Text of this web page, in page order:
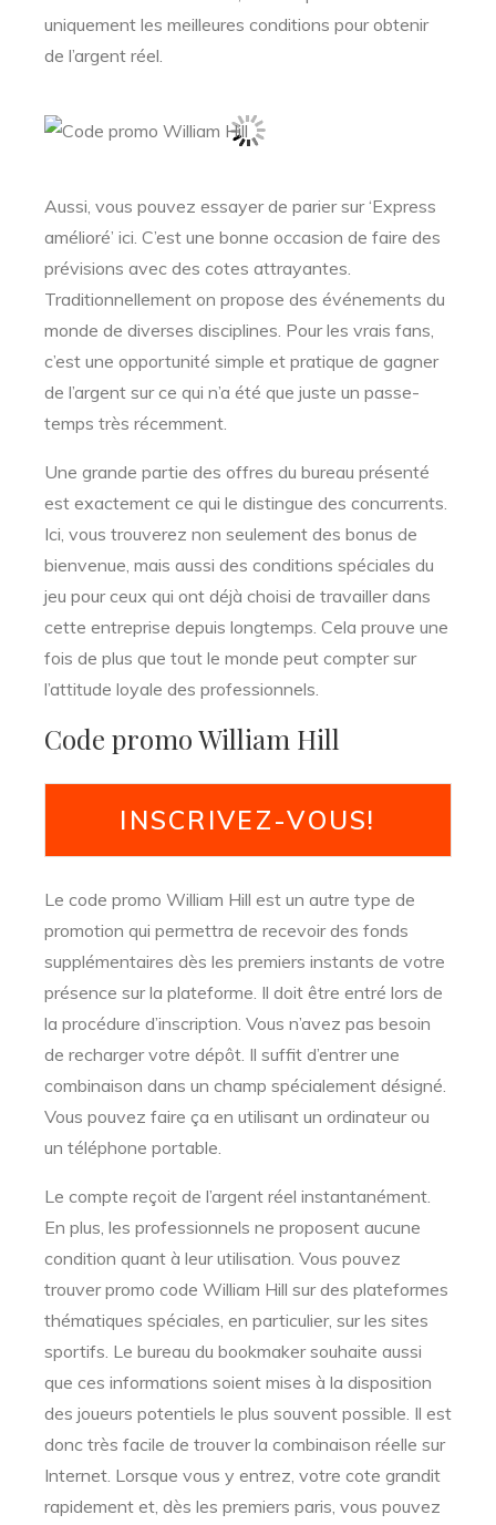
uniquement les meilleures conditions pour obtenir
de l’argent réel.
Aussi, vous pouvez essayer de parier sur ‘Express
amélioré’ ici. C’est une bonne occasion de faire des
prévisions avec des cotes attrayantes.
Traditionnellement on propose des événements du
monde de diverses disciplines. Pour les vrais fans,
c’est une opportunité simple et pratique de gagner
de l’argent sur ce qui n’a été que juste un passe-
temps très récemment.
Une grande partie des offres du bureau présenté
est exactement ce qui le distingue des concurrents.
Ici, vous trouverez non seulement des bonus de
bienvenue, mais aussi des conditions spéciales du
jeu pour ceux qui ont déjà choisi de travailler dans
cette entreprise depuis longtemps. Cela prouve une
fois de plus que tout le monde peut compter sur
l’attitude loyale des professionnels.
Code promo William Hill
INSCRIVEZ-VOUS!
Le code promo William Hill est un autre type de
promotion qui permettra de recevoir des fonds
supplémentaires dès les premiers instants de votre
présence sur la plateforme. Il doit être entré lors de
la procédure d’inscription. Vous n’avez pas besoin
de recharger votre dépôt. Il suffit d’entrer une
combinaison dans un champ spécialement désigné.
Vous pouvez faire ça en utilisant un ordinateur ou
un téléphone portable.
Le compte reçoit de l’argent réel instantanément.
En plus, les professionnels ne proposent aucune
condition quant à leur utilisation. Vous pouvez
trouver promo code William Hill sur des plateformes
thématiques spéciales, en particulier, sur les sites
sportifs. Le bureau du bookmaker souhaite aussi
que ces informations soient mises à la disposition
des joueurs potentiels le plus souvent possible. Il est
donc très facile de trouver la combinaison réelle sur
Internet. Lorsque vous y entrez, votre cote grandit
rapidement et, dès les premiers paris, vous pouvez